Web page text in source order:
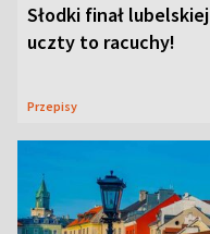
Słodki finał lubelskiej
uczty to racuchy!
Przepisy